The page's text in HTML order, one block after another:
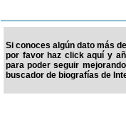
Si conoces algún dato más
por favor haz click aquí y
para poder seguir
buscador de biografías de